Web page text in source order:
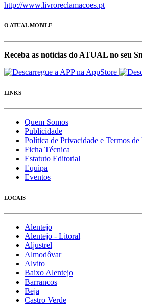
http://www.livroreclamacoes.pt
O ATUAL MOBILE
Receba as notícias do ATUAL no seu
LINKS
Quem Somos
Publicidade
Política de Privacidade e Termos
Ficha Técnica
Estatuto Editorial
Equipa
Eventos
LOCAIS
Alentejo
Alentejo - Litoral
Aljustrel
Almodôvar
Alvito
Baixo Alentejo
Barrancos
Beja
Castro Verde